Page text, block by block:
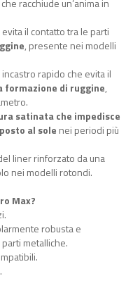
il contatto tra le parti
, presente nei modelli
rapido che evita il
formazione di ruggine,
satinata che impedisce
al sole nei periodi più
liner rinforzato da una
nei modelli rotondi.
Max?
robusta e
metalliche.